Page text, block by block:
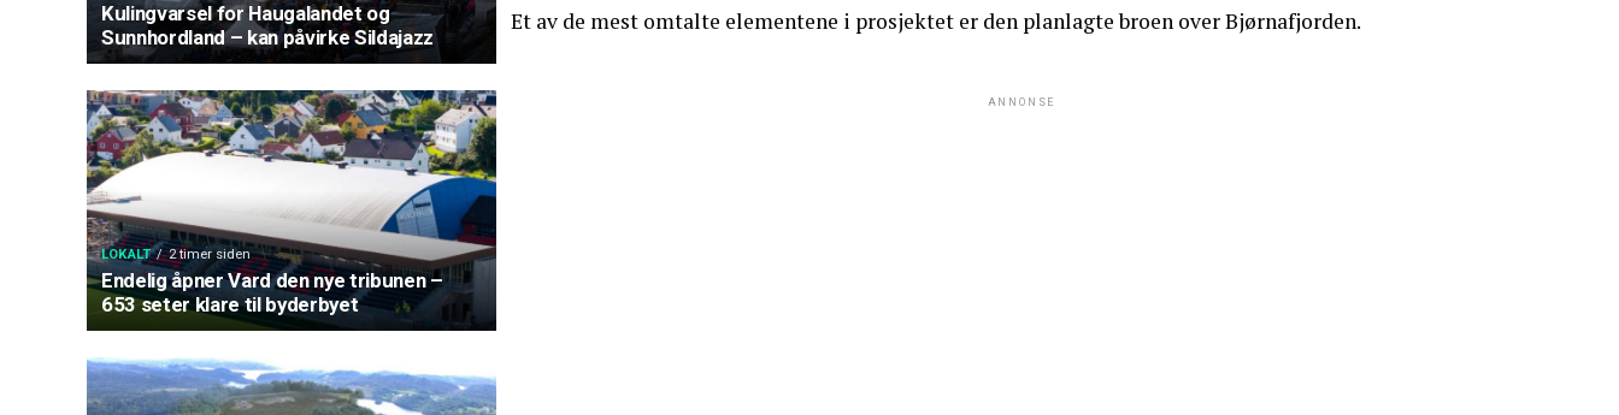
Kulingvarsel for Haugalandet og
Sunnhordland – kan påvirke Sildajazz
LOKALT 2 timer siden
Endelig åpner Vard den nye tribunen –
653 seter klare til byderbyet
Et av de mest omtalte elementene i prosjektet er den planlagte broen over Bjørnafjorden.
ANNONSE